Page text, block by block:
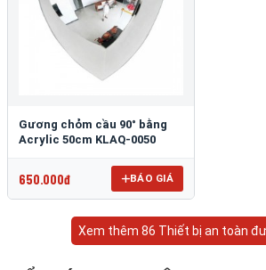
Gương chỏm cầu 90° bằng
Acrylic 50cm KLAQ-0050
650.000đ BÁO GIÁ
Xem thêm 86 Thiết bị an toàn